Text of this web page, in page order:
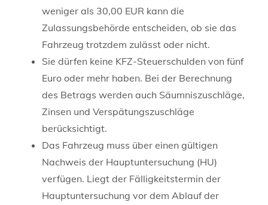
weniger als 30,00 EUR kann die
Zulassungsbehörde entscheiden, ob sie das
Fahrzeug trotzdem zulässt oder nicht.
Sie dürfen keine KFZ-Steuerschulden von fünf
Euro oder mehr haben. Bei der Berechnung
des Betrags werden auch Säumniszuschläge,
Zinsen und Verspätungszuschläge
berücksichtigt.
Das Fahrzeug muss über einen gültigen
Nachweis der Hauptuntersuchung (HU)
verfügen. Liegt der Fälligkeitstermin der
Hauptuntersuchung vor dem Ablauf der